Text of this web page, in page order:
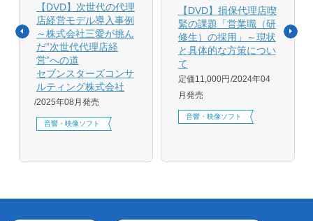
【DVD】次世代の代理
店経営モデル導入事例
～株式会社三愛が挑ん
だ”次世代代理店経
営”への道
セブンスターズコンサ
ルティング株式会社
2025年08月発売
音響・映像ソフト
【DVD】損保代理店喫
緊の課題「営業職（研
修生）の採用」～現状
と具体的な方策につい
て
定価11,000円 2024年04
月発売
音響・映像ソフト